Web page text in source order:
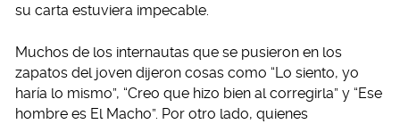
su carta estuviera impecable.
Muchos de los internautas que se pusieron en los
zapatos del joven dijeron cosas como “Lo siento, yo
haría lo mismo”, “Creo que hizo bien al corregirla” y “Ese
hombre es El Macho”. Por otro lado, quienes